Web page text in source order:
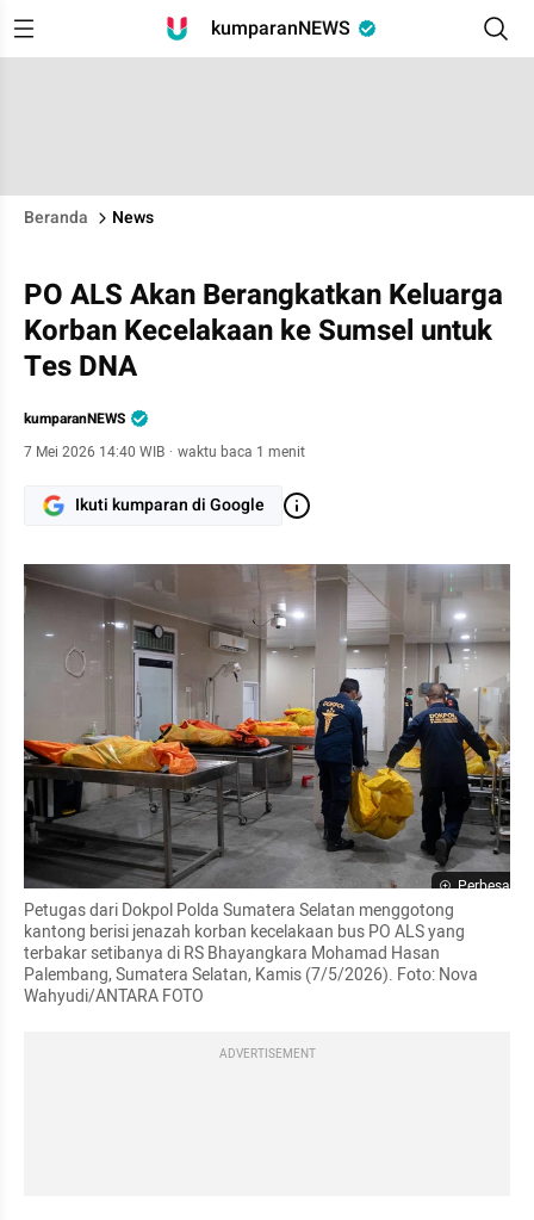
kumparanNEWS
Beranda News
PO ALS Akan Berangkatkan Keluarga
Korban Kecelakaan ke Sumsel untuk
Tes DNA
kumparanNEWS
7 Mei 2026 14:40 WIB · waktu baca 1 menit
Ikuti kumparan di Google
Perbesar
Petugas dari Dokpol Polda Sumatera Selatan menggotong
kantong berisi jenazah korban kecelakaan bus PO ALS yang
terbakar setibanya di RS Bhayangkara Mohamad Hasan
Palembang, Sumatera Selatan, Kamis (7/5/2026). Foto: Nova
Wahyudi/ANTARA FOTO
ADVERTISEMENT